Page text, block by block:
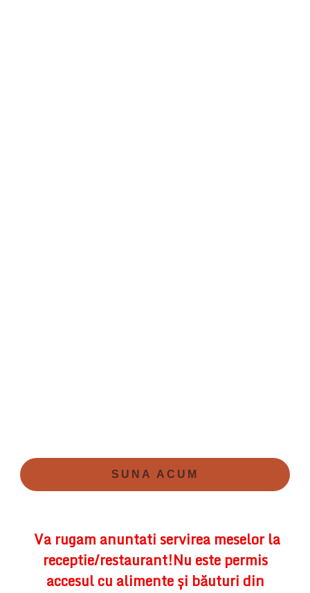
SUNA ACUM
Va rugam anuntati servirea meselor la
receptie/restaurant!Nu este permis
accesul cu alimente și băuturi din